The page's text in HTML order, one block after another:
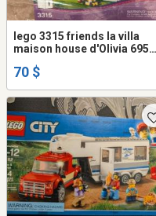
lego 3315 friends la villa
maison house d'Olivia 695
70 $